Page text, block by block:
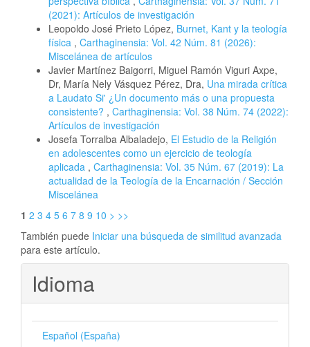
(2021): Artículos de investigación
Leopoldo José Prieto López, Burnet, Kant y la teología
física , Carthaginensia: Vol. 42 Núm. 81 (2026):
Miscelánea de artículos
Javier Martínez Baigorri, Miguel Ramón Viguri Axpe,
Dr, María Nely Vásquez Pérez, Dra, Una mirada crítica
a Laudato Si' ¿Un documento más o una propuesta
consistente? , Carthaginensia: Vol. 38 Núm. 74 (2022):
Artículos de investigación
Josefa Torralba Albaladejo, El Estudio de la Religión
en adolescentes como un ejercicio de teología
aplicada , Carthaginensia: Vol. 35 Núm. 67 (2019): La
actualidad de la Teología de la Encarnación / Sección
Miscelánea
1 2 3 4 5 6 7 8 9 10 > >>
También puede Iniciar una búsqueda de similitud avanzada
para este artículo.
Idioma
Español (España)